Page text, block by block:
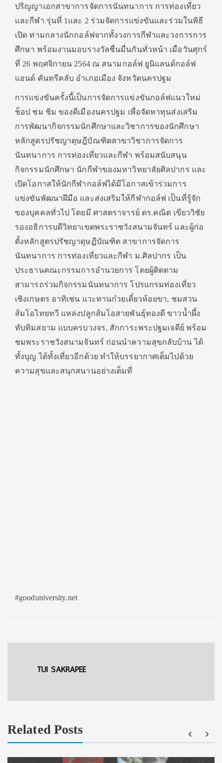
ปริญญาเอกสาขาการจัดการนันทนาการ การท่องเที่ยว
และกีฬา รุ่นที่ 1และ 2 ร่วมจัดการแข่งขันและร่วมในพิธี
เปิด ท่ามกลางนักกอล์ฟจากทั้งวงการกีฬาและวงการการ
ศึกษา พร้อมงานมอบรางวัลชื่นมื่นกันทั่วหน้า เมื่อวันศุกร์
ที่ 26 พฤศจิกายน 2564 ณ สนามกอล์ฟ ยูนิแลนด์กอล์ฟ
แอนด์ คันทรีคลับ อำเภอเมือง จังหวัดนครปฐม
การแข่งขันครั้งนี้เป็นการจัดการแข่งขันกอล์ฟแนวใหม่
ช็อป ชม ชิม ของดีเมืองนครปฐม เพื่อจัดหาทุนส่งเสริม
การพัฒนากิจกรรมนักศึกษาและวิชาการของนักศึกษา
หลักสูตรปรัชญาดุษฎีบัณฑิตสาขาวิชาการจัดการ
นันทนาการ การท่องเที่ยวและกีฬา พร้อมสนับสนุน
กิจกรรมนักศึกษา นักกีฬาของมหาวิทยาลัยศิลปากร และ
เปิดโอกาสให้นักกีฬากอล์ฟได้มีโอกาสเข้าร่วมการ
แข่งขันพัฒนาฝีมือ และส่งเสริมให้กีฬากอล์ฟ เป็นที่รู้จัก
ของบุคคลทั่วไป โดยมี ศาสตราจารย์ ดร.คณิต เขียววิชัย
รองอธิการบดีวิทยาเขตพระราชวังสนามจันทร์ และผู้ก่อ
ตั้งหลักสูตรปรัชญาดุษฏีบัณฑิต สาขาการจัดการ
นันทนาการ การท่องเที่ยวและกีฬา ม.ศิลปากร เป็น
ประธานคณะกรรมการอำนวยการ โดยผู้ติดตาม
สามารถร่วมกิจกรรมนันทนาการ โปรแกรมท่องเที่ยว
เชิงเกษตร อาทิเช่น แวะทานก๋วยเตี๋ยวห้อยขา, ชมสวน
ส้มโอไทยทวี แหล่งปลูกส้มโอสายพันธุ์ทองดี ขาวน้ำผึ้ง
ทับทิมสยาม แบบครบวงจร, สักการะพระปฐมเจดีย์ พร้อม
ชมพระราชวังสนามจันทร์ ก่อนนำความสุขกลับบ้าน ได้
ทั้งบุญ ได้ทั้งเที่ยวอีกด้วย ทำให้บรรยากาศเต็มไปด้วย
ความสุขและสนุกสนานอย่างเต็มที่
#gooduniversity.net
TUI SAKRAPEE
Related Posts